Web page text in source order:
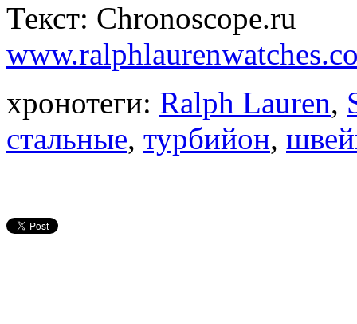
Текст: Chronoscope.ru
хронотеги: Ralph Lauren,
стальные, турбийон,